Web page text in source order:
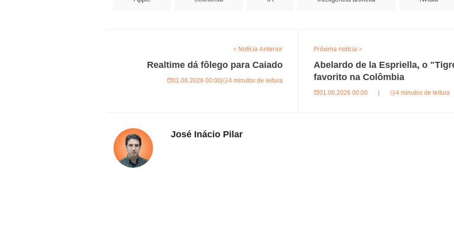
< Notícia Anterior
Realtime dá fôlego para Caiado
01.06.2026 00:00| 4 minutos de leitura
Próxima notícia >
Abelardo de la Espriella, o
favorito na Colômbia
01.06.2026 00:00 | 4 minutos de leitura
José Inácio Pilar